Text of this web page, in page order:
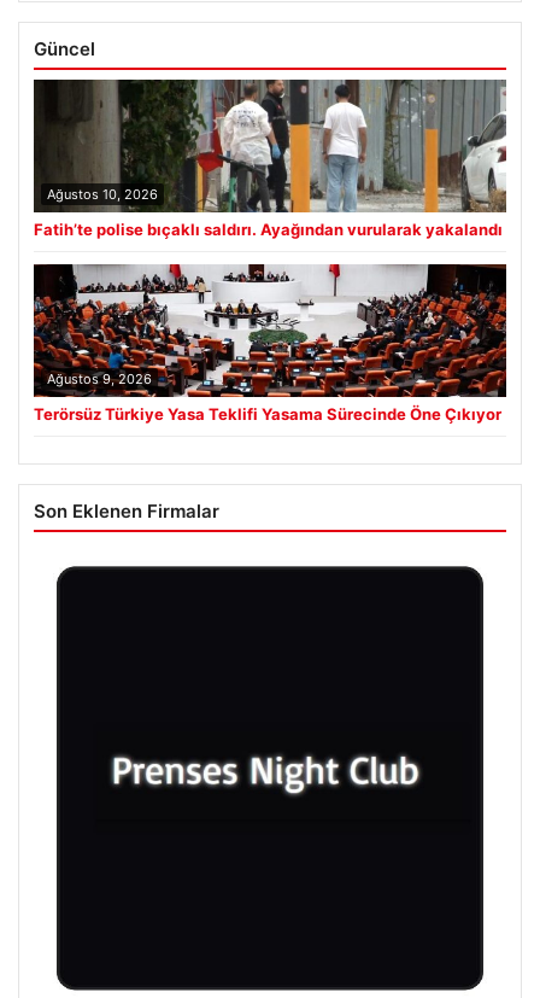
Güncel
Ağustos 10, 2026
Fatih’te polise bıçaklı saldırı. Ayağından vurularak yakalandı
Ağustos 9, 2026
Terörsüz Türkiye Yasa Teklifi Yasama Sürecinde Öne Çıkıyor
Son Eklenen Firmalar